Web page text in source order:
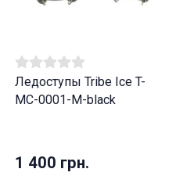
Ледоступы Tribe Ice T-
MC-0001-M-black
1 400 грн.